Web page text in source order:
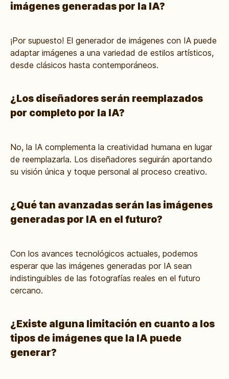
imágenes generadas por la IA?
¡Por supuesto! El generador de imágenes con IA puede
adaptar imágenes a una variedad de estilos artísticos,
desde clásicos hasta contemporáneos.
¿Los diseñadores serán reemplazados
por completo por la IA?
No, la IA complementa la creatividad humana en lugar
de reemplazarla. Los diseñadores seguirán aportando
su visión única y toque personal al proceso creativo.
¿Qué tan avanzadas serán las imágenes
generadas por IA en el futuro?
Con los avances tecnológicos actuales, podemos
esperar que las imágenes generadas por IA sean
indistinguibles de las fotografías reales en el futuro
cercano.
¿Existe alguna limitación en cuanto a los
tipos de imágenes que la IA puede
generar?